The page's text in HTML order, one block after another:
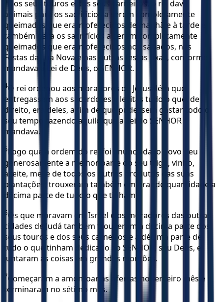
Dos seus touros e dos seus carneiros, o rei dava
animais para os sacrifícios a serem completamente
queimados que eram oferecidos de manhã e à tarde e
também para os sacrifícios a serem completamente
queimados que eram oferecidos nos sábados, nas
Festas da Lua Nova e nas outras festas fixas, conforme
mandava a Lei de Deus, o SENHOR.
4O rei ordenou aos moradores de Jerusalém que
entregassem aos sacerdotes e levitas tudo o que, de
direito, era deles, a fim de que pudessem gastar todo o
seu tempo fazendo aquilo que a Lei do SENHOR
mandava.
5
Logo que a ordem do rei foi anunciada, o povo deu
generosamente a melhor parte do seu trigo, vinho,
azeite, mel e de todos os outros produtos das suas
plantações; trouxeram também em grande quantidade a
décima parte de tudo o que tinham.
6Os que moravam em Israel e os moradores das outras
cidades de Judá também trouxeram a décima parte dos
seus touros e dos seus carneiros e a décima parte de
tudo o que tinham dedicado ao SENHOR, seu Deus, e
juntaram as coisas em grandes montões.
7Começaram a amontoar as ofertas no terceiro mês e
terminaram no sétimo mês.